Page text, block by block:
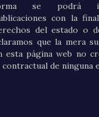
se podrá
con la
del estado o
que la mera
esta página web no
contractual de ninguna